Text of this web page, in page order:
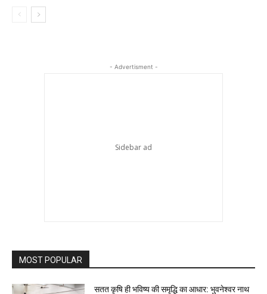
- Advertisment -
MOST POPULAR
सतत कृषि ही भविष्य की समृद्धि का आधार: भुवनेश्वर नाथ